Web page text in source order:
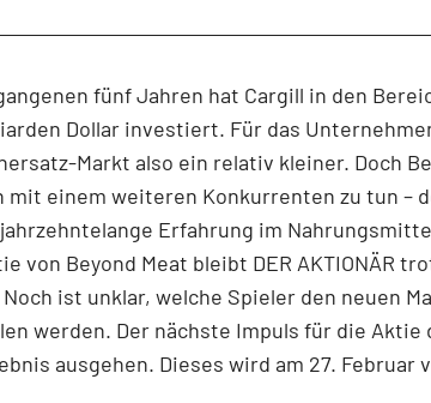
fünf Jahren hat Cargill in den
Dollar investiert. Für das
Markt also ein relativ kleiner. Doch
mit einem weiteren Konkurrenten zu tun –
Erfahrung im
von Beyond Meat bleibt DER AKTIONÄR
ist unklar, welche Spieler den neuen
werden. Der nächste Impuls für die Aktie
ausgehen. Dieses wird am 27. Februar